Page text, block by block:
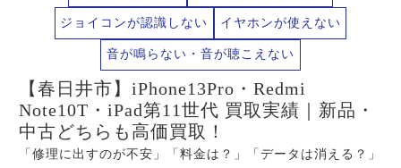
ジョイコンが認識しない イヤホンが使えない
音が鳴らない・音が聴こえない
【春日井市】iPhone13Pro・Redmi
Note10T・iPad第11世代 買取実績｜新品・
中古どちらも高価買取！
「修理に出すのが不安」「料金は？」「データは消える？」